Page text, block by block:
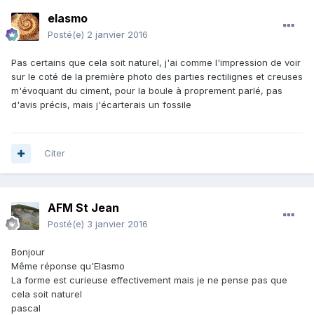
elasmo
Posté(e) 2 janvier 2016
Pas certains que cela soit naturel, j'ai comme l'impression de voir
sur le coté de la première photo des parties rectilignes et creuses
m'évoquant du ciment, pour la boule à proprement parlé, pas
d'avis précis, mais j'écarterais un fossile
Citer
AFM St Jean
Posté(e) 3 janvier 2016
Bonjour
Même réponse qu'Elasmo
La forme est curieuse effectivement mais je ne pense pas que
cela soit naturel
pascal